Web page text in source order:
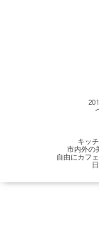
キッ
市内外の
自由にカフ